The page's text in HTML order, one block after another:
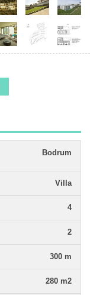
Bodrum
Villa
4
2
300 m
280 m2